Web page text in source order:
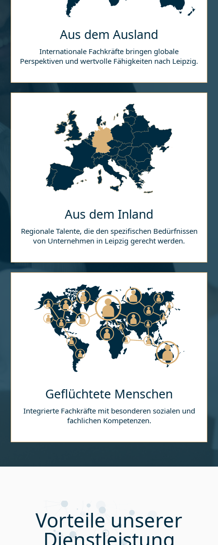
Aus dem Ausland
Internationale Fachkräfte bringen globale
Perspektiven und wertvolle Fähigkeiten nach Leipzig.
Aus dem Inland
Regionale Talente, die den spezifischen Bedürfnissen
von Unternehmen in Leipzig gerecht werden.
Geflüchtete Menschen
Integrierte Fachkräfte mit besonderen sozialen und
fachlichen Kompetenzen.
Vorteile unserer
Dienstleistung